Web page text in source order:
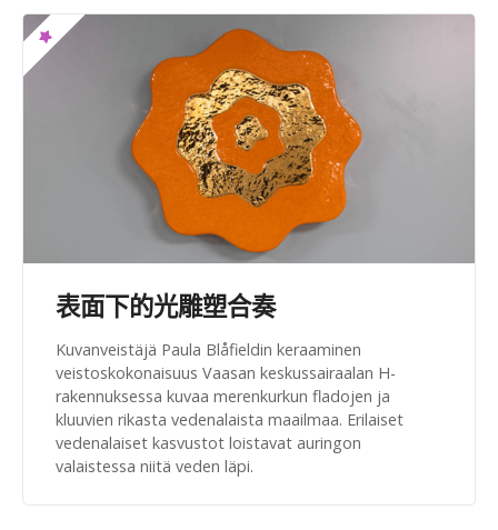
表面下的光雕塑合奏
Kuvanveistäjä Paula Blåfieldin keraaminen
veistoskokonaisuus Vaasan keskussairaalan H-
rakennuksessa kuvaa merenkurkun fladojen ja
kluuvien rikasta vedenalaista maailmaa. Erilaiset
vedenalaiset kasvustot loistavat auringon
valaistessa niitä veden läpi.